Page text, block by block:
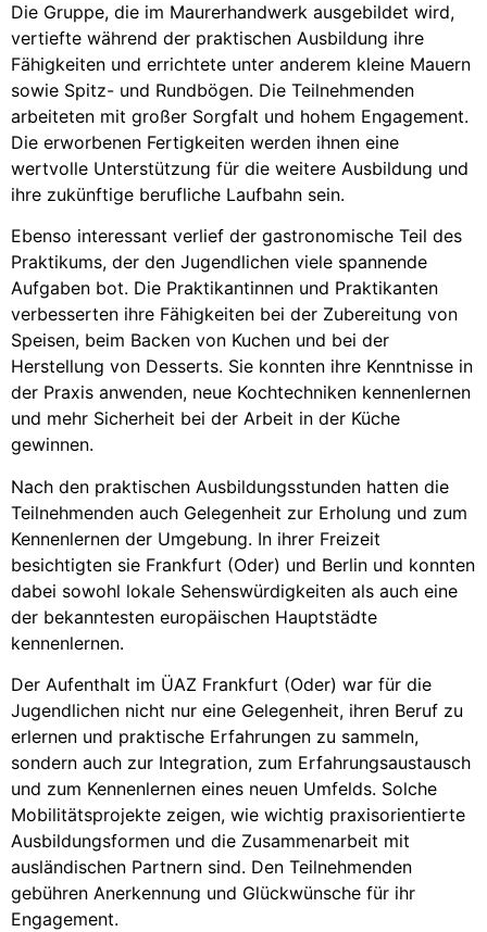
Die Gruppe, die im Maurerhandwerk ausgebildet wird,
vertiefte während der praktischen Ausbildung ihre
Fähigkeiten und errichtete unter anderem kleine Mauern
sowie Spitz- und Rundbögen. Die Teilnehmenden
arbeiteten mit großer Sorgfalt und hohem Engagement.
Die erworbenen Fertigkeiten werden ihnen eine
wertvolle Unterstützung für die weitere Ausbildung und
ihre zukünftige berufliche Laufbahn sein.
Ebenso interessant verlief der gastronomische Teil des
Praktikums, der den Jugendlichen viele spannende
Aufgaben bot. Die Praktikantinnen und Praktikanten
verbesserten ihre Fähigkeiten bei der Zubereitung von
Speisen, beim Backen von Kuchen und bei der
Herstellung von Desserts. Sie konnten ihre Kenntnisse in
der Praxis anwenden, neue Kochtechniken kennenlernen
und mehr Sicherheit bei der Arbeit in der Küche
gewinnen.
Nach den praktischen Ausbildungsstunden hatten die
Teilnehmenden auch Gelegenheit zur Erholung und zum
Kennenlernen der Umgebung. In ihrer Freizeit
besichtigten sie Frankfurt (Oder) und Berlin und konnten
dabei sowohl lokale Sehenswürdigkeiten als auch eine
der bekanntesten europäischen Hauptstädte
kennenlernen.
Der Aufenthalt im ÜAZ Frankfurt (Oder) war für die
Jugendlichen nicht nur eine Gelegenheit, ihren Beruf zu
erlernen und praktische Erfahrungen zu sammeln,
sondern auch zur Integration, zum Erfahrungsaustausch
und zum Kennenlernen eines neuen Umfelds. Solche
Mobilitätsprojekte zeigen, wie wichtig praxisorientierte
Ausbildungsformen und die Zusammenarbeit mit
ausländischen Partnern sind. Den Teilnehmenden
gebühren Anerkennung und Glückwünsche für ihr
Engagement.